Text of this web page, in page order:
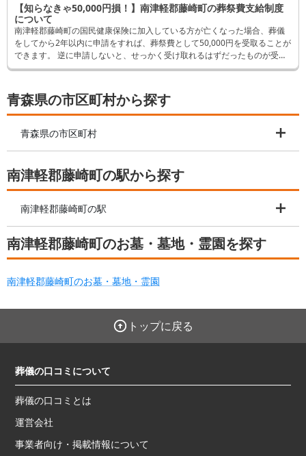
【知らなきゃ50,000円損！】南津軽郡藤崎町の葬祭費支給制度
について
南津軽郡藤崎町の国民健康保険に加入している方が亡くなった場合、葬儀
をしてから2年以内に申請をすれば、葬祭費として50,000円を受取ることが
できます。 逆に申請しないと、せっかく受け取れるはずだったものが受取
れなくなってしまいます。 そんなことにならないよう、この記事では申請
青森県の市区町村から探す
青森県の市区町村
南津軽郡藤崎町の駅から探す
南津軽郡藤崎町の駅
南津軽郡藤崎町のお墓・墓地・霊園を探す
南津軽郡藤崎町のお墓・墓地・霊園
トップに戻る
葬儀の口コミについて
葬儀の口コミとは
運営会社
事業者向け・掲載情報について